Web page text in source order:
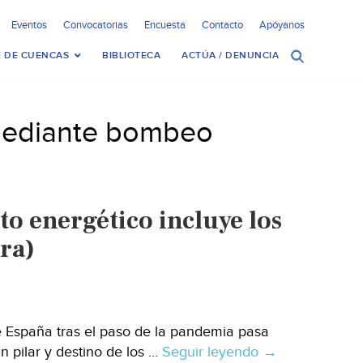
Eventos Convocatorias Encuesta Contacto Apóyanos
DE CUENCAS BIBLIOTECA ACTÚA / DENUNCIA
bombeo
energético incluye los
tras el paso de la pandemia pasa
pilar y destino de los … Seguir leyendo España:
→